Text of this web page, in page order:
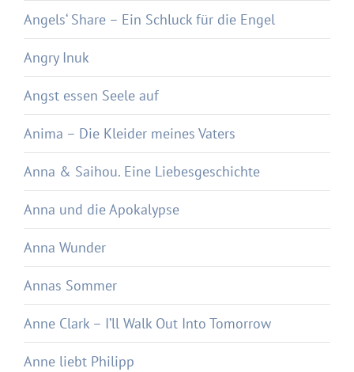
Angels‘ Share – Ein Schluck für die Engel
Angry Inuk
Angst essen Seele auf
Anima – Die Kleider meines Vaters
Anna & Saihou. Eine Liebesgeschichte
Anna und die Apokalypse
Anna Wunder
Annas Sommer
Anne Clark – I’ll Walk Out Into Tomorrow
Anne liebt Philipp